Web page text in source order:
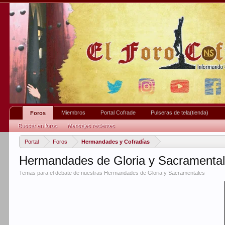
Portal Foros Hermandades y Cofradías
Hermandades de Gloria y
Temas para el debate de nuestras Hermandades de Gloria y Sacramentales
Foros
Buscar en foros Mensajes recientes
Miembros Portal Cofrade Pulseras de tela(tienda)